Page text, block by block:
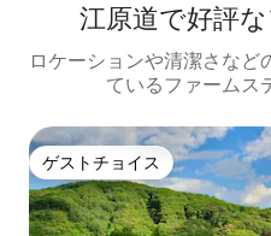
江原道で好評
ロケーションや清潔さな
ているファームス
ゲストチョイス
ゲストチョイス